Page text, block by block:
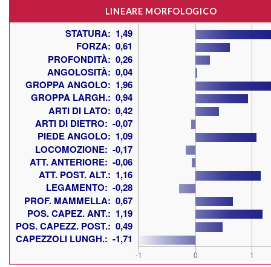
LINEARE MORFOLOGICO